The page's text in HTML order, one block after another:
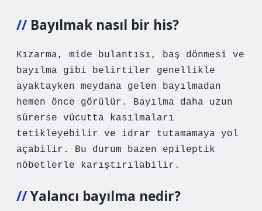
Bayılmak nasıl bir his?
Kızarma, mide bulantısı, baş dönmesi ve
bayılma gibi belirtiler genellikle
ayaktayken meydana gelen bayılmadan
hemen önce görülür. Bayılma daha uzun
sürerse vücutta kasılmaları
tetikleyebilir ve idrar tutamamaya yol
açabilir. Bu durum bazen epileptik
nöbetlerle karıştırılabilir.
Yalancı bayılma nedir?